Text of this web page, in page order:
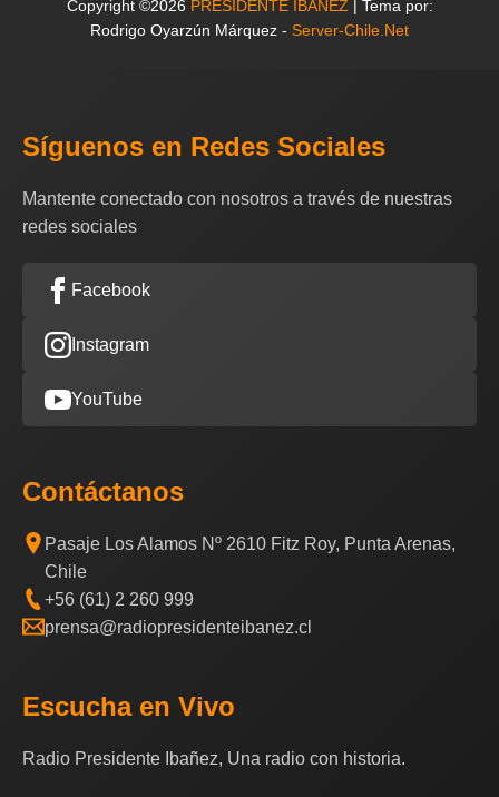
Copyright ©2026 PRESIDENTE IBAÑEZ | Tema por:
Rodrigo Oyarzún Márquez - Server-Chile.Net
Síguenos en Redes Sociales
Mantente conectado con nosotros a través de nuestras
redes sociales
Facebook
Instagram
YouTube
Contáctanos
Pasaje Los Alamos Nº 2610 Fitz Roy, Punta Arenas,
Chile
+56 (61) 2 260 999
prensa@radiopresidenteibanez.cl
Escucha en Vivo
Radio Presidente Ibañez, Una radio con historia.